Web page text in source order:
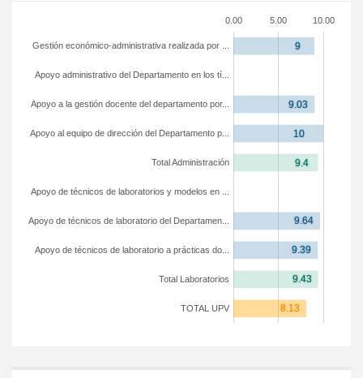
0.00 5.00 10.00
TOTAL UPV
Total Laboratorios
Apoyo de técnicos de laboratorio a prácticas do...
Apoyo de técnicos de laboratorio del Departamen...
Apoyo de técnicos de laboratorios y modelos en ...
Total Administración
Apoyo al equipo de dirección del Departamento p...
Apoyo a la gestión docente del departamento por...
Apoyo administrativo del Departamento en los tí...
Gestión económico-administrativa realizada por ...